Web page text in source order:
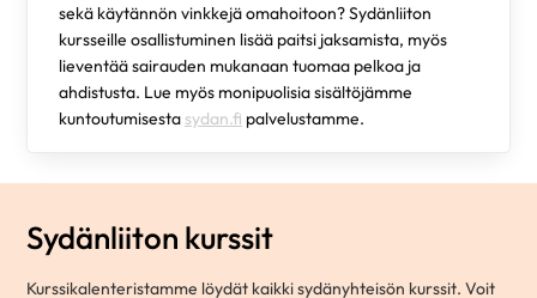
sekä käytännön vinkkejä omahoitoon? Sydänliiton
kursseille osallistuminen lisää paitsi jaksamista, myös
lieventää sairauden mukanaan tuomaa pelkoa ja
ahdistusta. Lue myös monipuolisia sisältöjämme
kuntoutumisesta sydan.fi palvelustamme.
Sydänliiton kurssit
Kurssikalenteristamme löydät kaikki sydänyhteisön kurssit. Voit